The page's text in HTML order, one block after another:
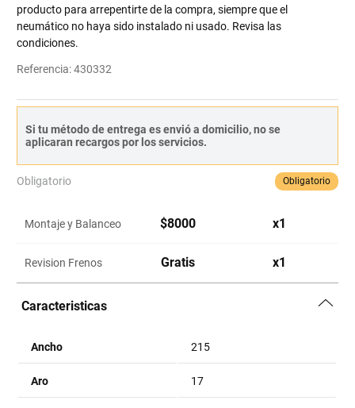
producto para arrepentirte de la compra, siempre que el
neumático no haya sido instalado ni usado. Revisa las
condiciones.
Referencia:430332
Si tu método de entrega es envió a domicilio, no se
aplicaran recargos por los servicios.
Obligatorio Obligatorio
Montaje y Balanceo $8000 x1
Revision Frenos Gratis x1
Caracteristicas
Ancho 215
Aro 17